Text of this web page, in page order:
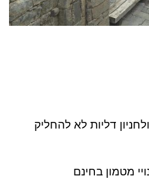
דליות לא להחליק
מטמון בחינם